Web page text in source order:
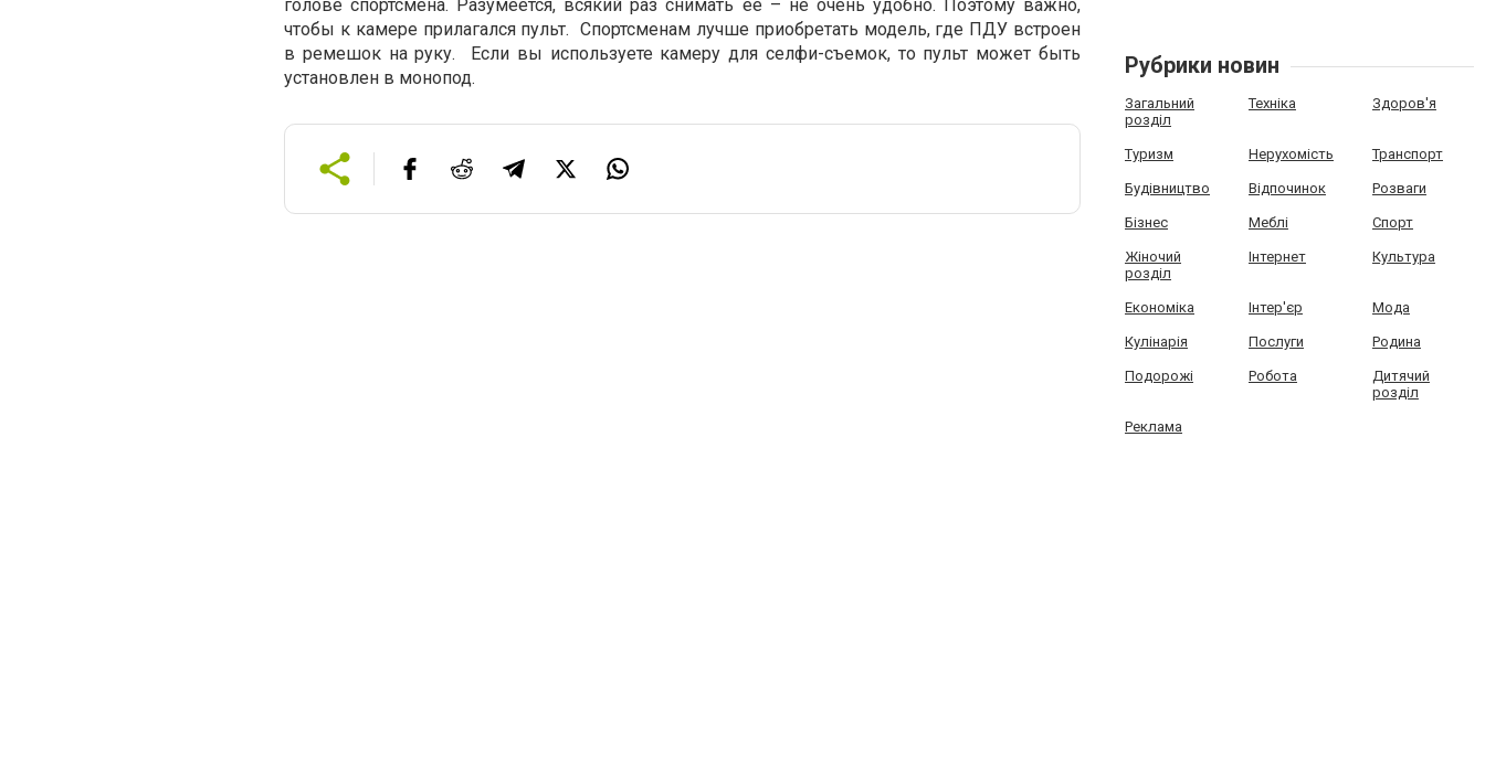
голове спортсмена. Разумеется, всякий раз снимать ее – не очень удобно. Поэтому важно,
чтобы к камере прилагался пульт. Спортсменам лучше приобретать модель, где ПДУ встроен
в ремешок на руку. Если вы используете камеру для селфи-съемок, то пульт может быть
установлен в монопод.
Рубрики новин
Загальний
розділ
Техніка Здоров'я
Туризм Нерухомість Транспорт
Будівництво Відпочинок Розваги
Бізнес Меблі Спорт
Жіночий
розділ
Інтернет Культура
Економіка Інтер'єр Мода
Кулінарія Послуги Родина
Подорожі Робота
Дитячий
розділ
Реклама